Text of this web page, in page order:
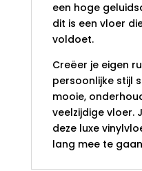
een hoge
dit is een vloer
voldoet.
Creëer je eigen
persoonlijke stijl
mooie,
veelzijdige vloer.
deze luxe
lang mee te